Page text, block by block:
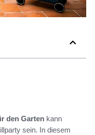
den Garten kann
sein. In diesem